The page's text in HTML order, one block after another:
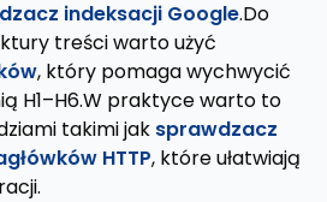
indeksacji Google.Do
treści warto użyć
, który pomaga wychwycić
H1–H6.W praktyce warto to
takimi jak sprawdzacz
HTTP, które ułatwiają